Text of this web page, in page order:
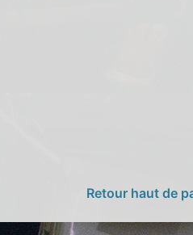
Retour haut de